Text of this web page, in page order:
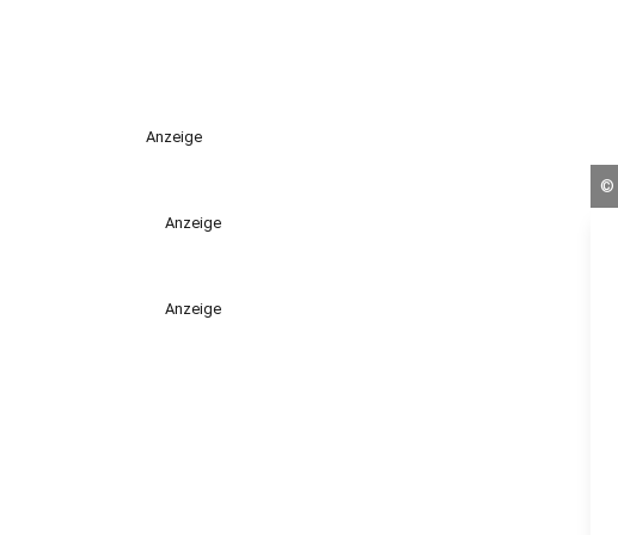
Anzeige
Anzeige
Anzeige
©